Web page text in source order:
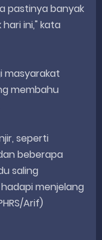
pastinya banyak
ini," kata
masyarakat
membahu
seperti
beberapa
saling
menjelang
Arif)